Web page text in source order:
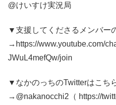
@けいすけ実況局
▼支援してくださるメンバー
→https://www.youtube.com/
JWuL4mefQw/join
▼なかのっちのTwitterはこち
→@nakanocchi2（ https://